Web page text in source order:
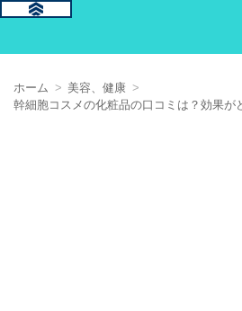
ホーム
美容、健康
幹細胞コスメの化粧品の口コミは？効果が